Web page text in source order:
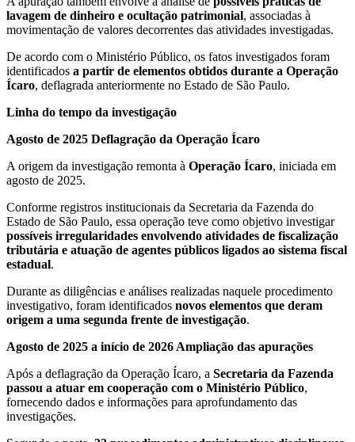
lavagem de dinheiro e ocultação patrimonial, associadas à
movimentação de valores decorrentes das atividades investigadas.
De acordo com o Ministério Público, os fatos investigados foram
identificados a partir de elementos obtidos durante a Operação
Ícaro, deflagrada anteriormente no Estado de São Paulo.
Linha do tempo da investigação
Agosto de 2025 Deflagração da Operação Ícaro
A origem da investigação remonta à Operação Ícaro, iniciada em
agosto de 2025.
Conforme registros institucionais da Secretaria da Fazenda do
Estado de São Paulo, essa operação teve como objetivo investigar
possíveis irregularidades envolvendo atividades de fiscalização
tributária e atuação de agentes públicos ligados ao sistema fiscal
estadual.
Durante as diligências e análises realizadas naquele procedimento
investigativo, foram identificados novos elementos que deram
origem a uma segunda frente de investigação.
Agosto de 2025 a início de 2026 Ampliação das apurações
Após a deflagração da Operação Ícaro, a Secretaria da Fazenda
passou a atuar em cooperação com o Ministério Público,
fornecendo dados e informações para aprofundamento das
investigações.